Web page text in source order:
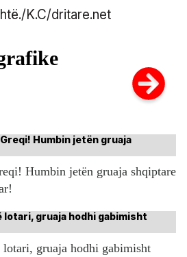
K.C/dritare.net
Humbin jetën gruaja shqiptare
gruaja hodhi gabimisht